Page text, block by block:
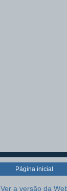
Página inicial
Ver a versão da